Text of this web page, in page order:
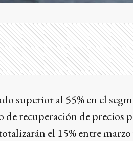
superior al 55% en el
recuperación de precios
el 15% entre marzo